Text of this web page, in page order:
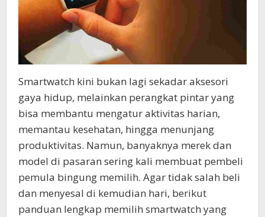
Smartwatch kini bukan lagi sekadar aksesori
gaya hidup, melainkan perangkat pintar yang
bisa membantu mengatur aktivitas harian,
memantau kesehatan, hingga menunjang
produktivitas. Namun, banyaknya merek dan
model di pasaran sering kali membuat pembeli
pemula bingung memilih. Agar tidak salah beli
dan menyesal di kemudian hari, berikut
panduan lengkap memilih smartwatch yang